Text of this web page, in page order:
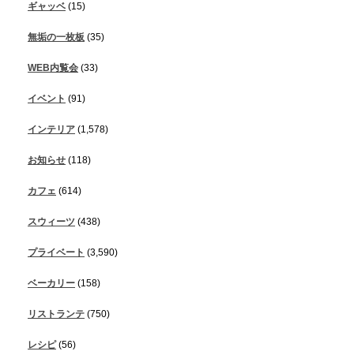
ギャッベ (15)
無垢の一枚板 (35)
WEB内覧会 (33)
イベント (91)
インテリア (1,578)
お知らせ (118)
カフェ (614)
スウィーツ (438)
プライベート (3,590)
ベーカリー (158)
リストランテ (750)
レシピ(56)